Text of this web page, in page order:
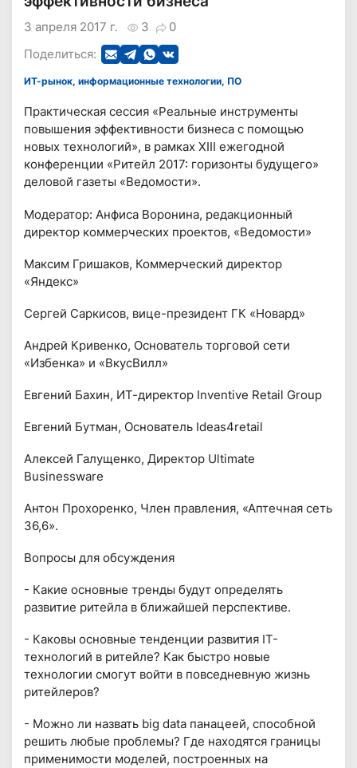
3 0
3 апреля 2017 г.
Поделиться:
ИТ-рынок, информационные технологии, ПО
Практическая сессия «Реальные инструменты
повышения эффективности бизнеса с помощью
новых технологий», в рамках XIII ежегодной
конференции «Ритейл 2017: горизонты будущего»
деловой газеты «Ведомости».
Модератор: Анфиса Воронина, редакционный
директор коммерческих проектов, «Ведомости»
Максим Гришаков, Коммерческий директор
«Яндекс»
Сергей Саркисов, вице-президент ГК «Новард»
Андрей Кривенко, Основатель торговой сети
«Избенка» и «ВкусВилл»
Евгений Бахин, ИТ-директор Inventive Retail Group
Евгений Бутман, Основатель Ideas4retail
Алексей Галущенко, Директор Ultimate
Businessware
Антон Прохоренко, Член правления, «Аптечная сеть
36,6».
Вопросы для обсуждения
- Какие основные тренды будут определять
развитие ритейла в ближайшей перспективе.
- Каковы основные тенденции развития IT-
технологий в ритейле? Как быстро новые
технологии смогут войти в повседневную жизнь
ритейлеров?
- Можно ли назвать big data панацеей, способной
решить любые проблемы? Где находятся границы
применимости моделей, построенных на